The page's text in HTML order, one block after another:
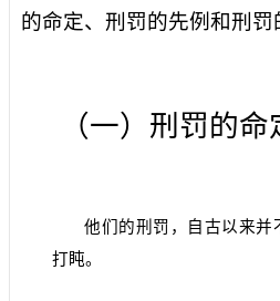
的命定、刑罚的先例和刑罚
（一）刑罚的命
他们的刑罚，自古以来并
打盹。